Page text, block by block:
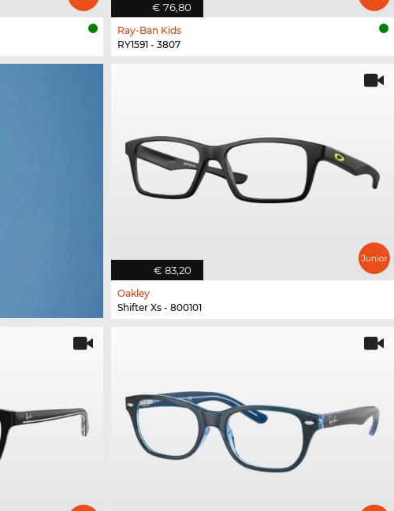
€ 76,80
Ray-Ban Kids
RY1591 - 3807
€ 83,20
Oakley
Shifter Xs - 800101